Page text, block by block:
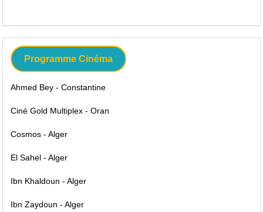
Programme Cinéma
Ahmed Bey - Constantine
Ciné Gold Multiplex - Oran
Cosmos - Alger
El Sahel - Alger
Ibn Khaldoun - Alger
Ibn Zaydoun - Alger